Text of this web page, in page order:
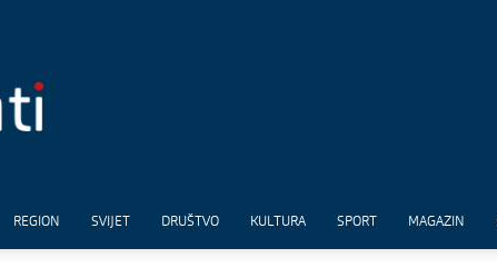
REGION SVIJET DRUŠTVO KULTURA SPORT MAGAZIN